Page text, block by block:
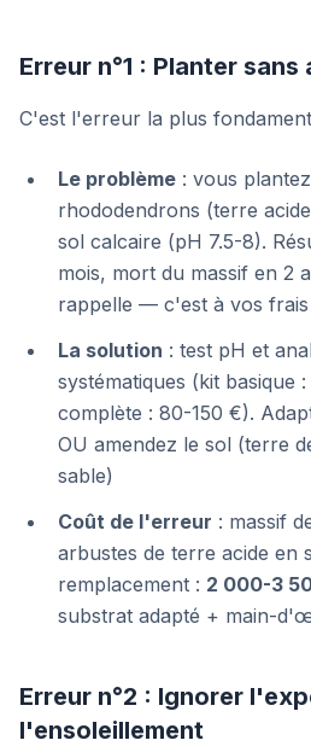
Erreur n°1 : Planter
C'est l'erreur la plus
Le problème : vous
rhododendrons (terre
sol calcaire (pH 7.5-8).
mois, mort du massif en 2
rappelle — c'est à vos frais
La solution : test pH et
systématiques (kit basique
complète : 80-150 €).
OU amendez le sol (terre
sable)
Coût de l'erreur : massif
arbustes de terre acide en
remplacement : 2 000-3
substrat adapté + main-
Erreur n°2 : Ignorer
l'ensoleillement